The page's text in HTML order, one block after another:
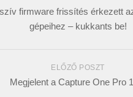
firmware frissítés érkezett
gépeihez – kukkants be!
ELŐZŐ POSZT
Megjelent a Capture One Pro